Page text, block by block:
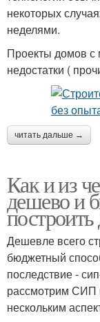
некоторых
неделями.
Проекты домов с
недостатки (
читать дальше →
Как и из
дешево и
Дешевле всего
бюджетный
последствие -
рассмотрим СИП
нескольким